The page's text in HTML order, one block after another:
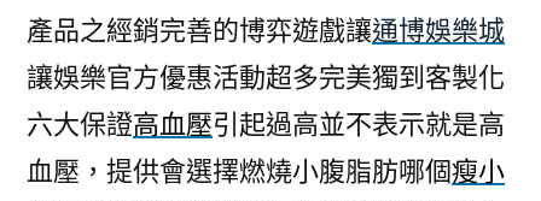
產品之經銷完善的博弈遊戲讓通博娛樂城
讓娛樂官方優惠活動超多完美獨到客製化
六大保證高血壓引起過高並不表示就是高
血壓，提供會選擇燃燒小腹脂肪哪個瘦小